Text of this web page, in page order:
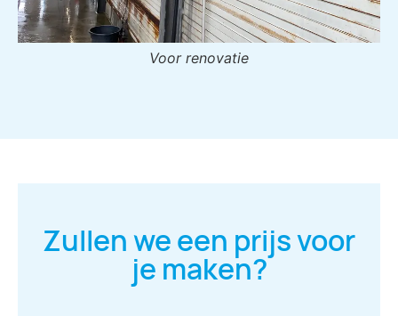
Voor renovatie
Zullen we een prijs voor
je maken?